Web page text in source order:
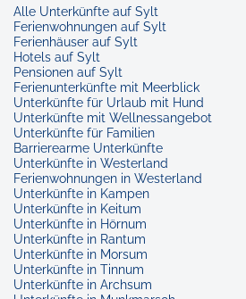
Alle Unterkünfte auf Sylt
Ferienwohnungen auf Sylt
Ferienhäuser auf Sylt
Hotels auf Sylt
Pensionen auf Sylt
Ferienunterkünfte mit Meerblick
Unterkünfte für Urlaub mit Hund
Unterkünfte mit Wellnessangebot
Unterkünfte für Familien
Barrierearme Unterkünfte
Unterkünfte in Westerland
Ferienwohnungen in Westerland
Unterkünfte in Kampen
Unterkünfte in Keitum
Unterkünfte in Hörnum
Unterkünfte in Rantum
Unterkünfte in Morsum
Unterkünfte in Tinnum
Unterkünfte in Archsum